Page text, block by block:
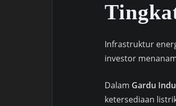
Infrastruktur
investor
Dalam Gardu
ketersediaan